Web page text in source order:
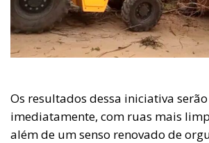
Os resultados dessa iniciativa
imediatamente, com ruas mais
além de um senso renovado de